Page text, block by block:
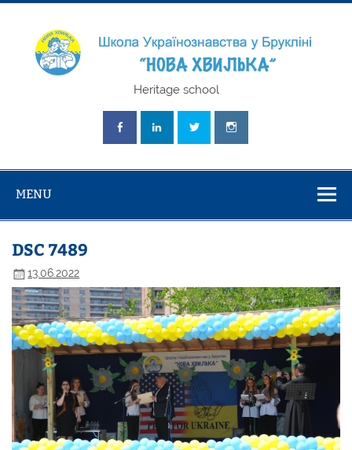
Skip
"Нова
Heritage school
MENU
DSC 7489
13.06.2022